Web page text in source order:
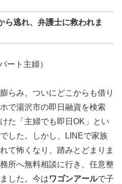
逃れ、弁護士に救われま
ート主婦）
らみ、ついにどこからも借り
で湯沢市の即日融資を検索
た「主婦でも即日OK」とい
した。しかし、LINEで家族
て怖くなり、踏みとどまりま
所へ無料相談に行き、任意整
した。今はワゴンアールで子